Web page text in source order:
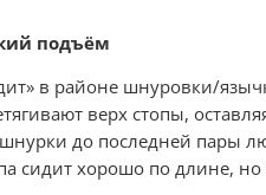
подъём
в районе шнуровки/
верх стопы,
до последней пары
сидит хорошо по длине, но